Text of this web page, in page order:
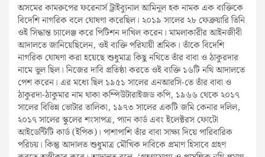
অসমের কামরুপের ফরেনার্স ট্রাইব্যুনাল আমিনুল হক নামক এক ব্যক্তিকে
বিদেশি নাগরিক বলে ঘোষণা করেছিল। ২০১৯ সালের ২৮ ফেব্রুয়ারি তিনি
ওই সিদ্ধান্ত চ্যালেঞ্জ করে পিটিশন দাখিল করেন। মামলাকারীর আইনজীবী
আদালতে জানিয়েছিলেন, ওই ব্যক্তি পরিযায়ী শ্রমিক। তাঁকে বিদেশি
নাগরিক ঘোষণা করা হয়েছে শুধুমাত্র কিছু নথিতে তাঁর বাবা ও ঠাকুরদার
নামে ভুল ছিল। নিজের দাবি প্রতিষ্ঠা করতে ওই ব্যক্তি ১৬টি নথি আদালতে
পেশ করেন। এর মধ্যে ছিল ১৯৫১ সালের এনআরসি-তে তাঁর বাবা ও
ঠাকুরদা-ঠাকুমার নাম থাকা কম্পিউটারাইজড কপি, ১৯৬৬ থেকে ২০১৭
সালের বিভিন্ন ভোটার তালিকা, ১৯৭৩ সালের একটি জমি কেনার দলিল,
২০১৭ সালের স্কুলের শংসাপত্র, প্যান কার্ড এবং ইলেক্টরস ফোটো
আইডেন্টিটি কার্ড (ইপিক)। পাশাপাশি তাঁর বাবা সাক্ষ্য দিয়ে পারিবারিক
পরিচয়। কিন্তু আদালত শুধুমাত্র মৌখিক দাবিকে প্রমাণ হিসাবে গ্রহণ